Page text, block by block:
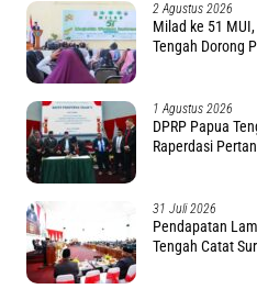
2 Agustus 2026
Milad ke 51
Tengah Dorong
1 Agustus 2026
DPRP Papua
Raperdasi
31 Juli 2026
Pendapatan
Tengah Catat